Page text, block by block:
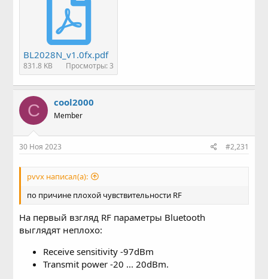
BL2028N_v1.0fx.pdf
831.8 KB Просмотры: 3
C cool2000
Member
30 Ноя 2023 #2,231
pvvx написал(а):
по причине плохой чувствительности RF
На первый взгляд RF параметры Bluetooth
выглядят неплохо:
Receive sensitivity -97dBm
Transmit power -20 ... 20dBm.